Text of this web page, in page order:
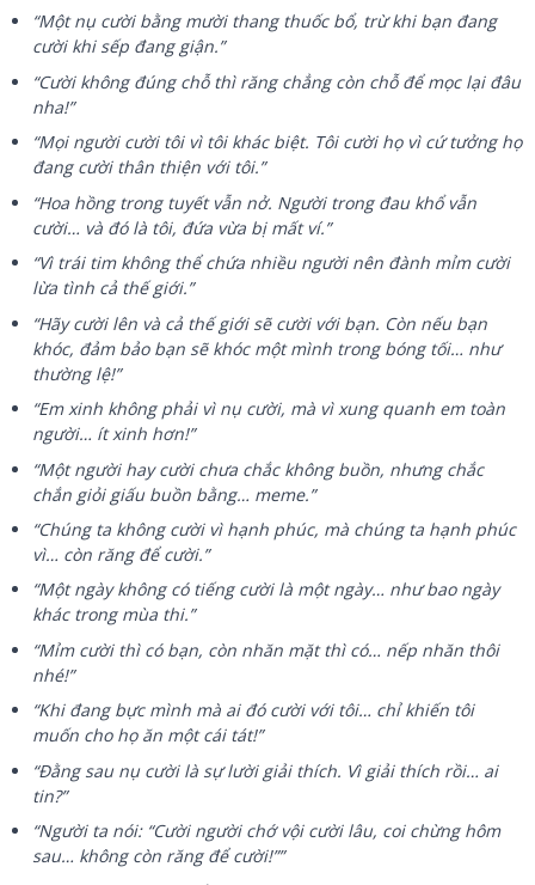
“Một nụ cười bằng mười thang thuốc bổ, trừ khi bạn đang
cười khi sếp đang giận.”
“Cười không đúng chỗ thì răng chẳng còn chỗ để mọc lại đâu
nha!”
“Mọi người cười tôi vì tôi khác biệt. Tôi cười họ vì cứ tưởng họ
đang cười thân thiện với tôi.”
“Hoa hồng trong tuyết vẫn nở. Người trong đau khổ vẫn
cười… và đó là tôi, đứa vừa bị mất ví.”
“Vì trái tim không thể chứa nhiều người nên đành mỉm cười
lừa tình cả thế giới.”
“Hãy cười lên và cả thế giới sẽ cười với bạn. Còn nếu bạn
khóc, đảm bảo bạn sẽ khóc một mình trong bóng tối… như
thường lệ!”
“Em xinh không phải vì nụ cười, mà vì xung quanh em toàn
người… ít xinh hơn!”
“Một người hay cười chưa chắc không buồn, nhưng chắc
chắn giỏi giấu buồn bằng… meme.”
“Chúng ta không cười vì hạnh phúc, mà chúng ta hạnh phúc
vì… còn răng để cười.”
“Một ngày không có tiếng cười là một ngày… như bao ngày
khác trong mùa thi.”
“Mỉm cười thì có bạn, còn nhăn mặt thì có… nếp nhăn thôi
nhé!”
“Khi đang bực mình mà ai đó cười với tôi… chỉ khiến tôi
muốn cho họ ăn một cái tát!”
“Đằng sau nụ cười là sự lười giải thích. Vì giải thích rồi… ai
tin?”
“Người ta nói: “Cười người chớ vội cười lâu, coi chừng hôm
sau… không còn răng để cười!””